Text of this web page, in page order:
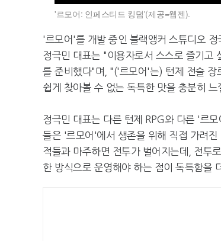
'르모어: 인페스티드 킹덤'(제공=웹젠).
'르모어'를 개발 중인 블랙앵커 스튜디오
정극민 대표는 "이용자로서 스스로 즐기고
를 준비했다"며, "('르모어'는) 턴제 전술 장
쉽게 찾아볼 수 없는 독특한 맛을 충분히
정극민 대표는 다른 턴제 RPG와 다른 '르
들은 '르모어'에서 생존을 위해 직접 가려
적들과 마주하면 전투가 벌어지는데, 전투
한 방식으로 운영해야 하는 점이 독특함을